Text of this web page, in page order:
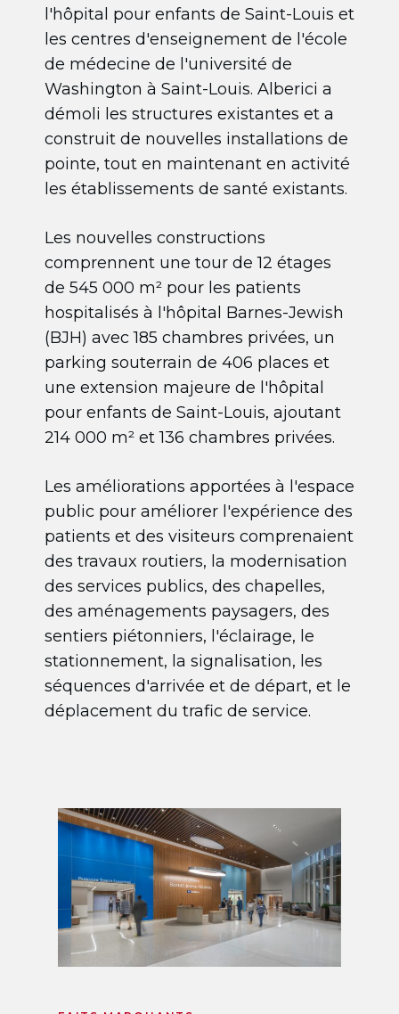
l'hôpital pour enfants de Saint-Louis et
les centres d'enseignement de l'école
de médecine de l'université de
Washington à Saint-Louis. Alberici a
démoli les structures existantes et a
construit de nouvelles installations de
pointe, tout en maintenant en activité
les établissements de santé existants.
Les nouvelles constructions
comprennent une tour de 12 étages
de 545 000 m² pour les patients
hospitalisés à l'hôpital Barnes-Jewish
(BJH) avec 185 chambres privées, un
parking souterrain de 406 places et
une extension majeure de l'hôpital
pour enfants de Saint-Louis, ajoutant
214 000 m² et 136 chambres privées.
Les améliorations apportées à l'espace
public pour améliorer l'expérience des
patients et des visiteurs comprenaient
des travaux routiers, la modernisation
des services publics, des chapelles,
des aménagements paysagers, des
sentiers piétonniers, l'éclairage, le
stationnement, la signalisation, les
séquences d'arrivée et de départ, et le
déplacement du trafic de service.